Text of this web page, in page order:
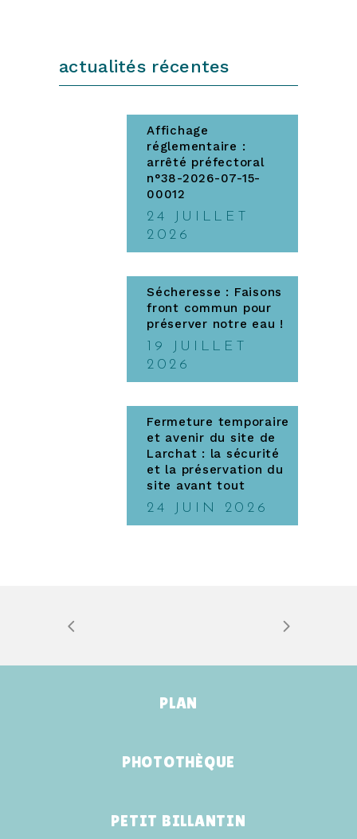
actualités récentes
Affichage
réglementaire :
arrêté préfectoral
n°38-2026-07-15-
00012
24 JUILLET
2026
Sécheresse : Faisons
front commun pour
préserver notre eau !
19 JUILLET
2026
Fermeture temporaire
et avenir du site de
Larchat : la sécurité
et la préservation du
site avant tout
24 JUIN 2026
PLAN
PHOTOTHÈQUE
PETIT BILLANTIN